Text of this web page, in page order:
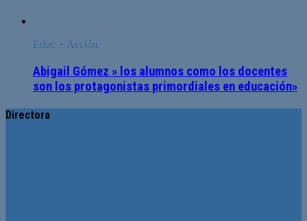
Educ + Acción
Abigail Gómez » los alumnos como los docentes
son los protagonistas primordiales en educación»
Directora